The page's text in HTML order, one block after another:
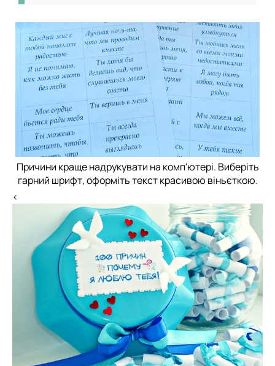
Причини краще надрукувати на комп'ютері. Виберіть
гарний шрифт, оформіть текст красивою віньєткою.
<